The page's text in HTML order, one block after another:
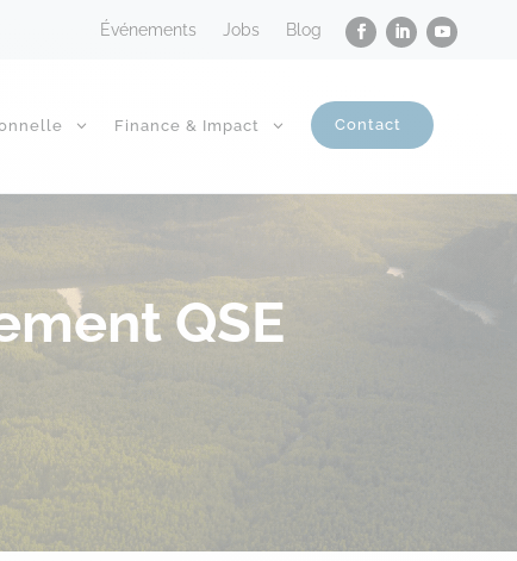
Événements Jobs Blog
Finance & Impact Contact
QSE